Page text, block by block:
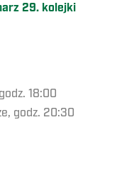
29. kolejki
18:00
godz. 20:30